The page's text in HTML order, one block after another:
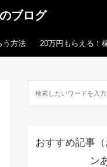
ブログ
う方法 20万円もらえる！
おすすめ記事
ン